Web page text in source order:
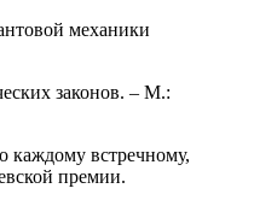
механики
законов. – М.:
каждому встречному,
премии.